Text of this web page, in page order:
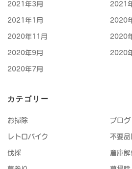
2021年3月 2021
2021年1月 2020
2020年11月 2020
2020年9月 2020
2020年7月
カテゴリー
お掃除 ブログ
レトロバイク 不要品
伐採 倉庫解